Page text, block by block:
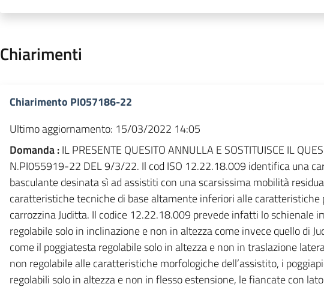
Chiarimenti
Chiarimento PI057186-22
Ultimo aggiornamento: 15/03/2022 14:05
Domanda :IL PRESENTE QUESITO ANNULLA E SOSTITUISCE IL
N.PI055919-22 DEL 9/3/22. Il cod ISO 12.22.18.009 identifica una
basculante desinata sì ad assistiti con una scarsissima mobilità
caratteristiche tecniche di base altamente inferiori alle caratteristiche
carrozzina Juditta. Il codice 12.22.18.009 prevede infatti lo schienale
regolabile solo in inclinazione e non in altezza come invece quello di
come il poggiatesta regolabile solo in altezza e non in traslazione
non regolabile alle caratteristiche morfologiche dell’assistito, i
regolabili solo in altezza e non in flesso estensione, le fiancate con